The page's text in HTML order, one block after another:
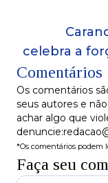
celebra a
Comentários
Os comentários
seus autores e
achar algo que
*Os comentários podem
Faça seu